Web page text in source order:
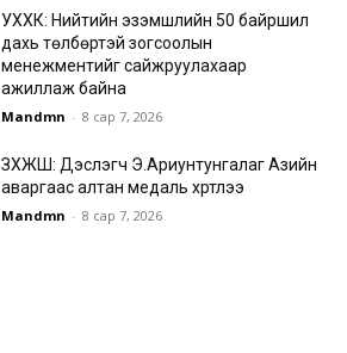
УХХК: Нийтийн эзэмшлийн 50 байршил
дахь төлбөртэй зогсоолын
менежментийг сайжруулахаар
ажиллаж байна
Mandmn - 8 сар 7, 2026
ЗХЖШ: Дэслэгч Э.Ариунтунгалаг Азийн
аваргаас алтан медаль хүртлээ
Mandmn - 8 сар 7, 2026